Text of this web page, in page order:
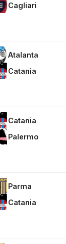
Cagliari
Atalanta
Catania
Catania
Palermo
Parma
Catania